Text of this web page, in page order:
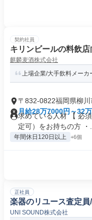
契約社員
キリンビールの料飲
麒麟麦酒株式会社
上場企業/大手飲料メーカ
〒832-0822福岡県柳
月給28万7000円～32
求めている人材 【 必
定可）をお持ちの方 ・...
年間休日120日以上 +6個
正社員
楽器のリユース査定
UNI SOUND株式会社